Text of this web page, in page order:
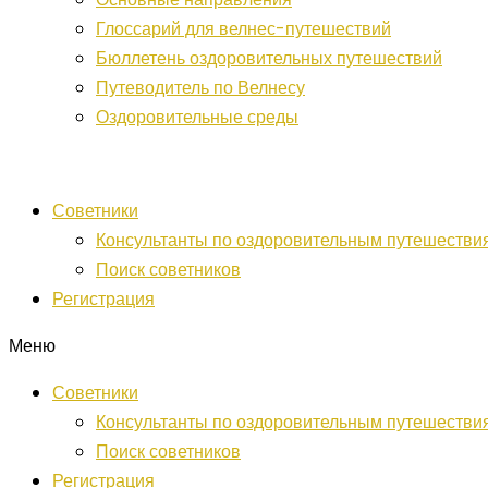
Глоссарий для велнес-путешествий
Бюллетень оздоровительных путешествий
Путеводитель по Велнесу
Оздоровительные среды
Советники
Консультанты по оздоровительным
Поиск советников
Регистрация
Меню
Советники
Консультанты по оздоровительным
Поиск советников
Регистрация